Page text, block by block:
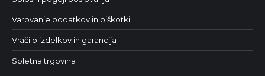
Varovanje podatkov in piškotki
Vračilo izdelkov in garancija
Spletna trgovina